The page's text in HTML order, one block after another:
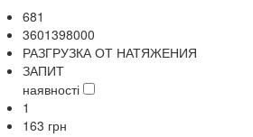
681
3601398000
РАЗГРУЗКА ОТ НАТЯЖЕНИЯ
ЗАПИТ
наявності
1
163 грн